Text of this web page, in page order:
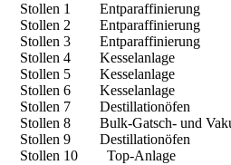
Stollen 1 Entparaffinierung
Stollen 2 Entparaffinierung
Stollen 3 Entparaffinierung
Stollen 4 Kesselanlage
Stollen 5 Kesselanlage
Stollen 6 Kesselanlage
Stollen 7 Destillationöfen
Stollen 8 Bulk-Gatsch- und
Stollen 9 Destillationöfen
Stollen 10 Top-Anlage